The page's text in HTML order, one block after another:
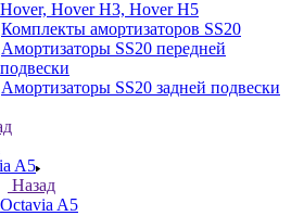
Hover, Hover H3, Hover H5
Комплекты амортизаторов SS20
Амортизаторы SS20 передней
подвески
Амортизаторы SS20 задней подвески
A5
Назад
Octavia A5